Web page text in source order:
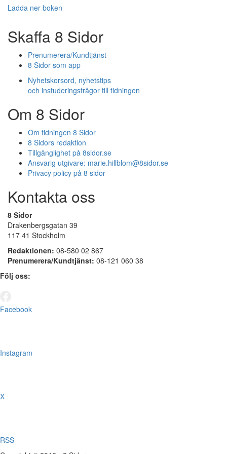
Ladda ner boken
Skaffa 8 Sidor
Prenumerera/Kundtjänst
8 Sidor som app
Nyhetskorsord, nyhetstips
och instuderingsfrågor till tidningen
Om 8 Sidor
Om tidningen 8 Sidor
8 Sidors redaktion
Tillgänglighet på 8sidor.se
Ansvarig utgivare: marie.hillblom@8sidor.se
Privacy policy på 8 sidor
Kontakta oss
8 Sidor
Drakenbergsgatan 39
117 41 Stockholm
Redaktionen: 08-580 02 867
Prenumerera/Kundtjänst: 08-121 060 38
Följ oss:
Facebook
Instagram
X
RSS